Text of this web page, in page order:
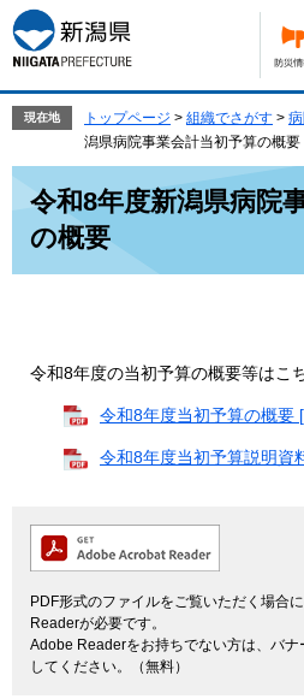
ー
ジ
の
で
ニ
ュ
ー
ば
現在地 トップページ > 組織でさがす >
潟県病院事業会計当初予算の概要
令和8年度新潟県病院
の概要
令和8年度の当初予算の概要等はこ
令和8年度当初予算の概要
令和8年度当初予算説明資
PDF形式のファイルをご覧いただく場合
Readerが必要です。
Adobe Readerをお持ちでない方は、バ
してください。（無料）